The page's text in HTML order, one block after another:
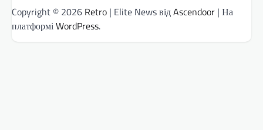
Copyright © 2026 Retro | Elite News відAscendoor | На
платформіWordPress.